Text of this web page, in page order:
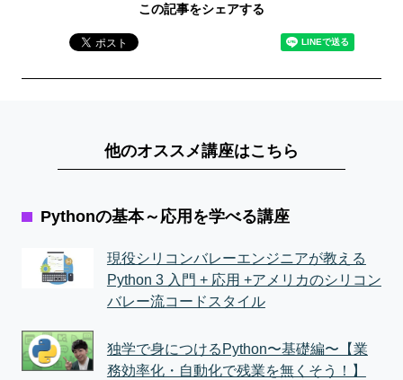
この記事をシェアする
他のオススメ講座はこちら
Pythonの基本～応用を学べる講座
現役シリコンバレーエンジニアが教える
Python 3 入門 + 応用 +アメリカのシリコン
バレー流コードスタイル
独学で身につけるPython〜基礎編〜【業
務効率化・自動化で残業を無くそう！】